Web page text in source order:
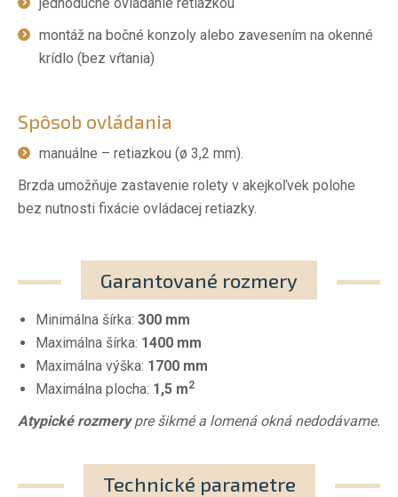
montáž na bočné konzoly alebo zavesením na okenné
krídlo (bez vŕtania)
Spôsob ovládania
manuálne – retiazkou (ø 3,2 mm).
Brzda umožňuje zastavenie rolety v akejkoľvek polohe
bez nutnosti fixácie ovládacej retiazky.
Garantované rozmery
Minimálna šírka: 300 mm
Maximálna šírka: 1400 mm
Maximálna výška: 1700 mm
Maximálna plocha: 1,5 m2
Atypické rozmerypre šikmé a lomená okná nedodávame.
Technické parametre